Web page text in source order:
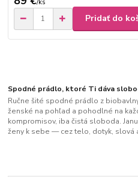
/ks
Pridať do
Spodné prádlo, ktoré Ti dáva
Ručne šité spodné prádlo z
ženské na pohľad a pohodlné na
kompromisov, iba čistá sloboda.
ženy k sebe — cez telo, dotyk, slová